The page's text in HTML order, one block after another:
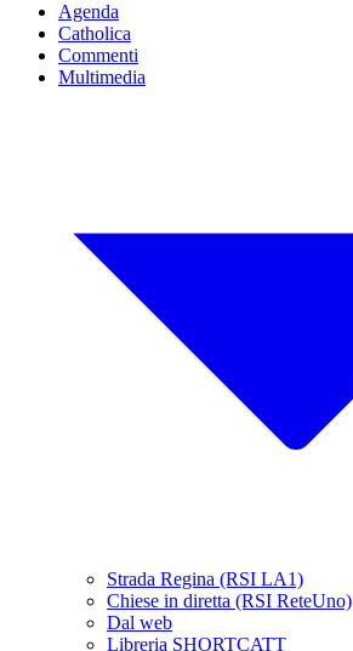
Agenda
Catholica
Commenti
Multimedia
Strada Regina (RSI LA1)
Chiese in diretta (RSI ReteUno)
Dal web
Libreria SHORTCATT